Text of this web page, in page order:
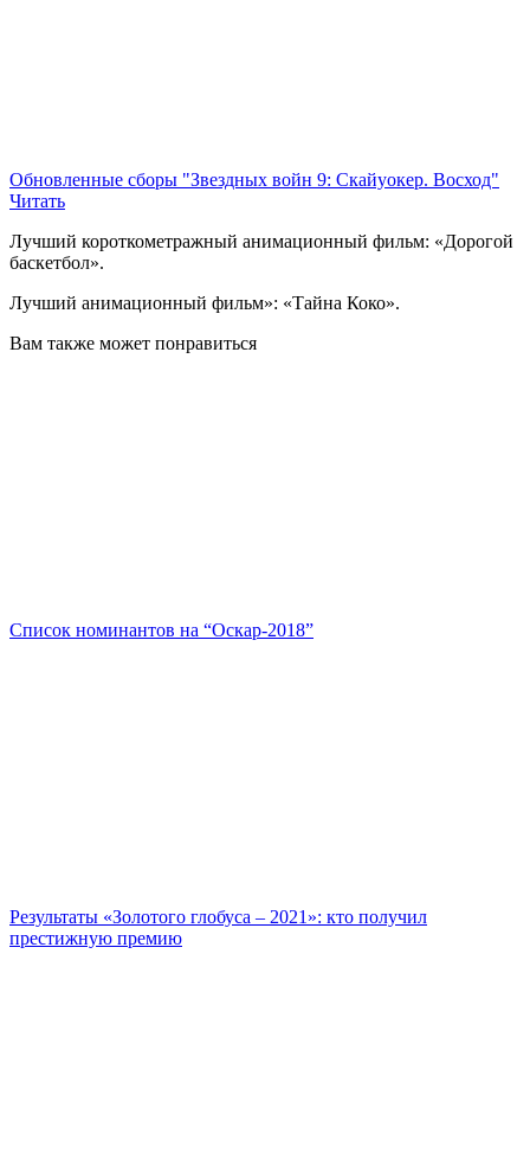
Обновленные сборы "Звездных войн 9: Скайуокер. Восход"
Читать
Лучший короткометражный анимационный фильм: «Дорогой
баскетбол».
Лучший анимационный фильм»: «Тайна Коко».
Вам также может понравиться
Список номинантов на “Оскар-2018”
Результаты «Золотого глобуса – 2021»: кто получил
престижную премию